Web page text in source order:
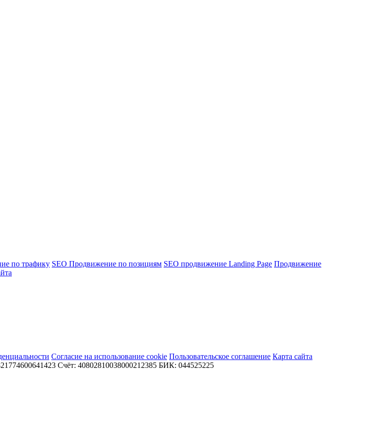
по трафику SEO Продвижение по позициям SEO продвижение Landing Page Продвижение
Согласие на использование cookie Пользовательское соглашение Карта сайта
Счёт: 40802810038000212385 БИК: 044525225